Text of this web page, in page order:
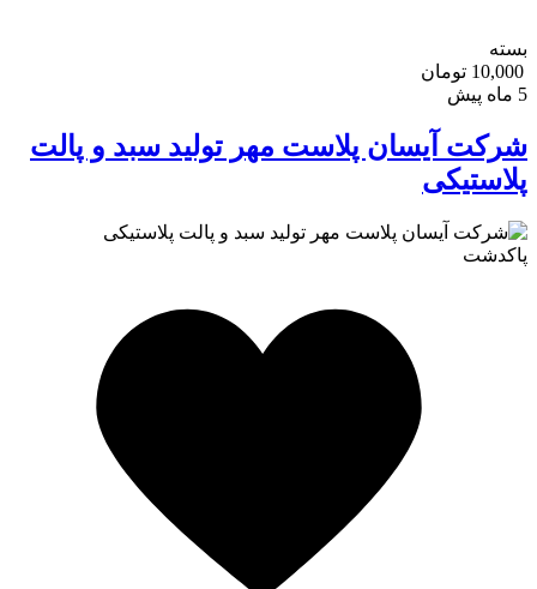
بسته
10,000 تومان
شرکت آیسان پلاست مهر تولید سبد و پالت
پلاستیکی
پاکدشت